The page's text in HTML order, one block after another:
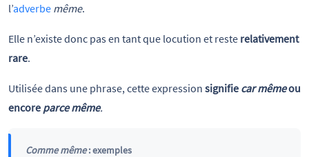
l’adverbe même.
Elle n’existe donc pas en tant que locution et reste relativement
rare.
Utilisée dans une phrase, cette expression signifie car mêmeou
encore parce même.
Comme même: exemples